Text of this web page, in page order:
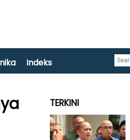
Indeks
TERKINI